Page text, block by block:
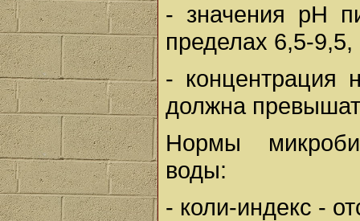
- значения рН
пределах 6,5-9,5,
- концентрация
должна
Нормы
воды:
- коли-индекс -